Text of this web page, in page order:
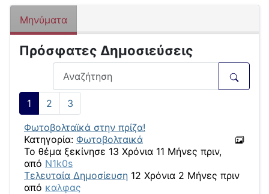
Μηνύματα
Πρόσφατες Δημοσιεύσεις
1 2
3
Φωτοβολταϊκά στην πρίζα!
Κατηγορία: Φωτοβολταικά
Το θέμα ξεκίνησε 13 Χρόνια 11 Μήνες πριν,
από N1k0s
Τελευταία Δημοσίευση 12 Χρόνια 2 Μήνες πριν
από καλφας